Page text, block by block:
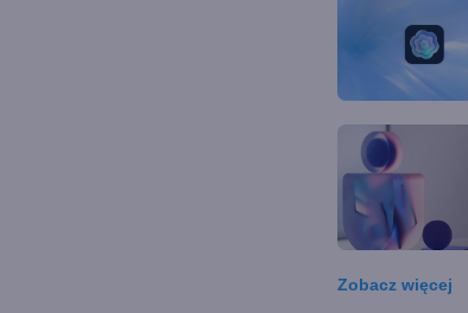
Zobaczwięcej